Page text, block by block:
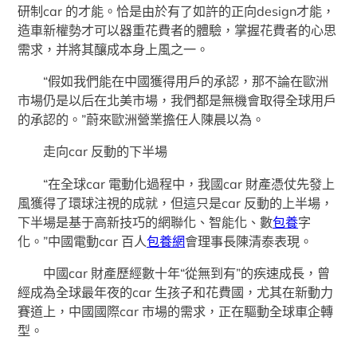
研制car 的才能。恰是由於有了如許的正向design才能，
造車新權勢才可以器重花費者的體驗，掌握花費者的心思
需求，并將其釀成本身上風之一。
“假如我們能在中國獲得用戶的承認，那不論在歐洲
市場仍是以后在北美市場，我們都是無機會取得全球用戶
的承認的。”蔚來歐洲營業擔任人陳晨以為。
走向car 反動的下半場
“在全球car 電動化過程中，我國car 財產憑仗先發上
風獲得了環球注視的成就，但這只是car 反動的上半場，
下半場是基于高新技巧的網聯化、智能化、數包養字
化。”中國電動car 百人包養網會理事長陳清泰表現。
中國car 財產歷經數十年“從無到有”的疾速成長，曾
經成為全球最年夜的car 生孩子和花費國，尤其在新動力
賽道上，中國國際car 市場的需求，正在驅動全球車企轉
型。